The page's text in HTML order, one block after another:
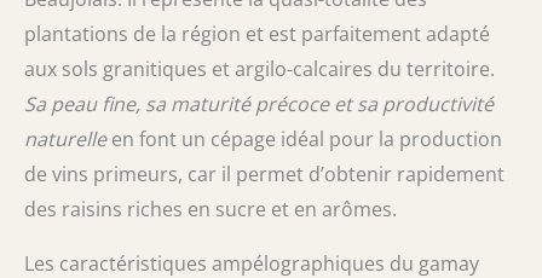
plantations de la région et est parfaitement adapté
aux sols granitiques et argilo-calcaires du territoire.
Sa peau fine, sa maturité précoce et sa productivité
naturelleen font un cépage idéal pour la production
de vins primeurs, car il permet d’obtenir rapidement
des raisins riches en sucre et en arômes.
Les caractéristiques ampélographiques du gamay